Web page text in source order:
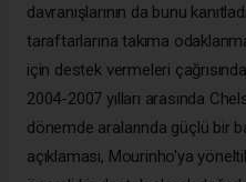
davranışlarının da bunu
taraftarlarına takıma
için destek vermeleri
2004-2007 yılları arasında
dönemde aralarında güçlü bir
açıklaması, Mourinho'ya